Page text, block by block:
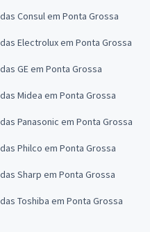
Consul em Ponta Grossa
Electrolux em Ponta Grossa
GE em Ponta Grossa
Midea em Ponta Grossa
Panasonic em Ponta Grossa
Philco em Ponta Grossa
Sharp em Ponta Grossa
Toshiba em Ponta Grossa